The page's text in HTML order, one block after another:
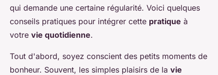
qui demande une certaine régularité. Voici quelques
conseils pratiques pour intégrer cette pratique à
votre vie quotidienne.
Tout d'abord, soyez conscient des petits moments de
bonheur. Souvent, les simples plaisirs de la vie